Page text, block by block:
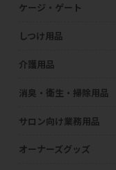
ケージ・ゲート
しつけ用品
介護用品
消臭・衛生・掃除用品
サロン向け業務用品
オーナーズグッズ